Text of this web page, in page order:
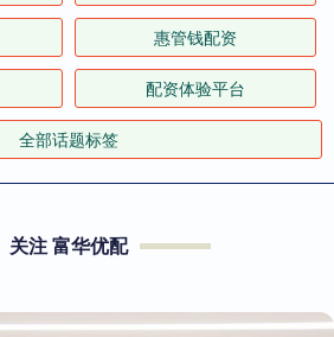
惠管钱配资
配资体验平台
全部话题标签
关注 富华优配